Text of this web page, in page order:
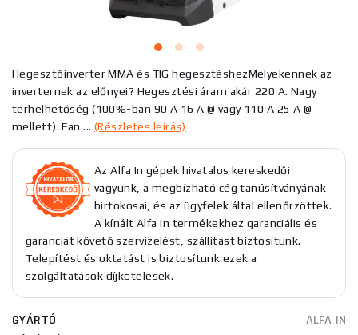
Hegesztőinverter MMA és TIG hegesztéshezMelyekennek az
inverternek az előnyei? Hegesztési áram akár 220 A. Nagy
terhelhetőség (100%-ban 90 A 16 A @ vagy 110 A 25 A @
mellett). Fan ... (Részletes leírás)
Az Alfa In gépek hivatalos kereskedői
vagyunk, a megbízható cég tanúsítványának
birtokosai, és az ügyfelek által ellenőrzöttek.
A kínált Alfa In termékekhez garanciális és
garanciát követő szervizelést, szállítást biztosítunk.
Telepítést és oktatást is biztosítunk ezek a
szolgáltatások díjkötelesek.
GYÁRTÓ
ALFA IN